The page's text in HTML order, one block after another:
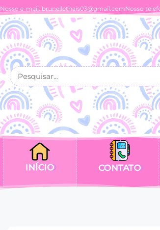
Nosso e-mail:brunellethais03@gmail.comNosso
INÍCIO CONTATO